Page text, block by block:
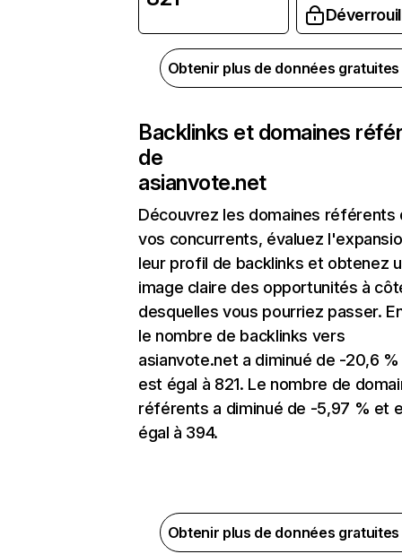
Obtenir plus de données
Backlinks et domaines
de
asianvote.net
Découvrez les domaines référents
vos concurrents, évaluez
leur profil de backlinks et obtenez
image claire des opportunités à
desquelles vous pourriez passer.
le nombre de backlinks vers
asianvote.net a diminué de -20,6
est égal à 821. Le nombre de
référents a diminué de -5,97 % et
égal à 394.
Obtenir plus de données